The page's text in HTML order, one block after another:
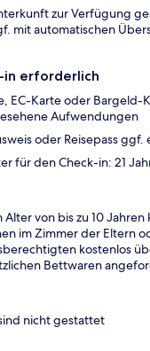
zur Verfügung
mit automatischen
in erforderlich
EC-Karte oder Bargeld-
Aufwendungen
oder Reisepass
für den Check-in: 21
Alter von bis zu 10
im Zimmer der Eltern
kostenlos
Bettwaren
nicht gestattet